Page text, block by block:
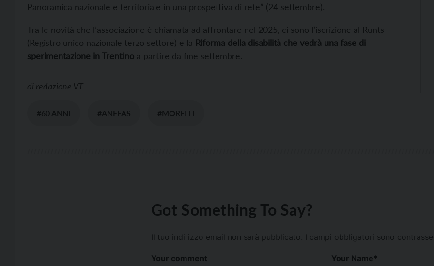
Panoramica nazionale e territoriale in una prospettiva di rete” (24 settembre).
Tra le novità che l’associazione è chiamata ad affrontare nel 2025, ci sono l’iscrizione al Runts
(Registro unico nazionale terzo settore) e la Riforma della disabilità che vedrà una fase di
sperimentazione in Trentino a partire da fine settembre.
di redazione VT
#60 ANNI #ANFFAS #MORELLI
Got Something To Say?
Il tuo indirizzo email non sarà pubblicato. I campi obbligatori sono
Your comment Your Name*